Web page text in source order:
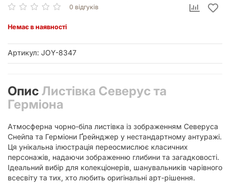
0 відгуків
Немає в наявності
Артикул: JOY-8347
Опис Листівка Северус та
Герміона
Атмосферна чорно-біла листівка із зображенням Северуса
Снейпа та Герміони Ґрейнджер у нестандартному антуражі.
Ця унікальна ілюстрація переосмислює класичних
персонажів, надаючи зображенню глибини та загадковості.
Ідеальний вибір для колекціонерів, шанувальників чарівного
всесвіту та тих, хто любить оригінальні арт-рішення.